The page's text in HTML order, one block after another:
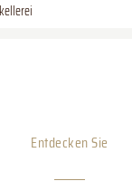
Entdecken Sie